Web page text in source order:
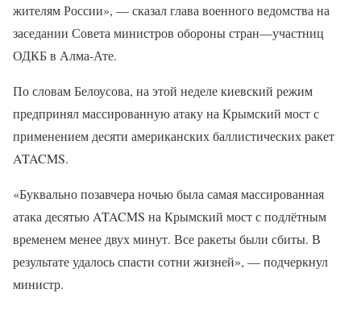
жителям России», — сказал глава военного ведомства на
заседании Совета министров обороны стран—участниц
ОДКБ в Алма-Ате.
По словам Белоусова, на этой неделе киевский режим
предпринял массированную атаку на Крымский мост с
применением десяти американских баллистических ракет
ATACMS.
«Буквально позавчера ночью была самая массированная
атака десятью ATACMS на Крымский мост с подлётным
временем менее двух минут. Все ракеты были сбиты. В
результате удалось спасти сотни жизней», — подчеркнул
министр.